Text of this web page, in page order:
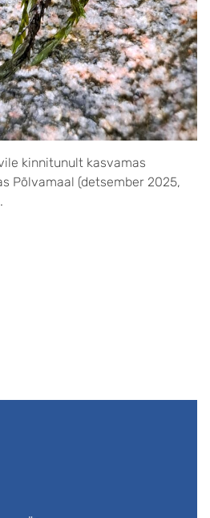
kinnitunult kasvamas
Põlvamaal (detsember 2025,